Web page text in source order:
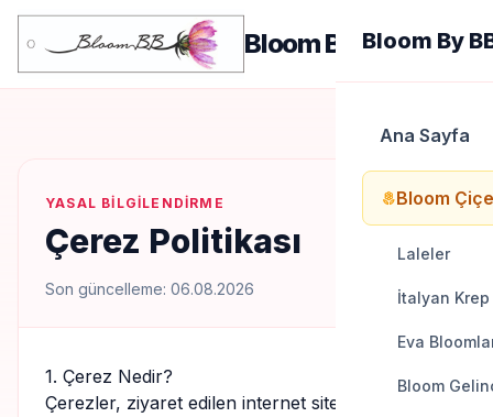
Bloom By BB menu
Bloom By
Ana Sayfa
local_floristBloom
Laleler
İtalyan
Eva
Bloom
YASAL BILGILENDIRME
Çerez Politikası
Son güncelleme: 06.08.2026
1. Çerez Nedir?
Çerezler, ziyaret edilen internet sitesi tarafından